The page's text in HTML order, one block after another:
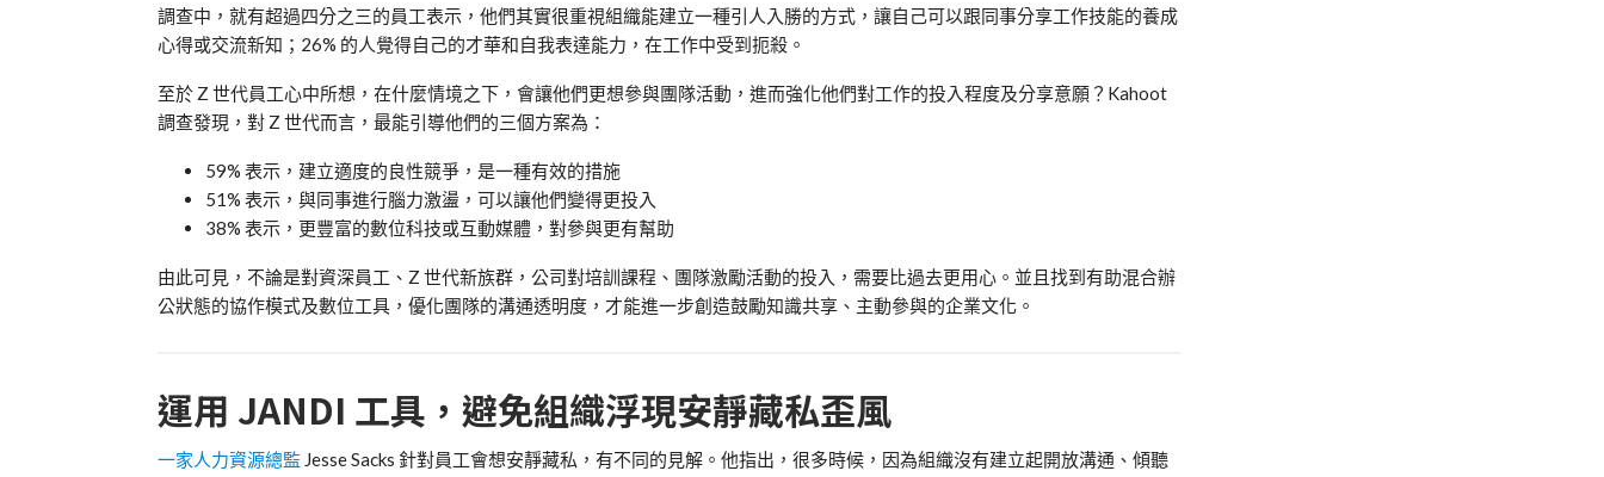
調查中，就有超過四分之三的員工表示，他們其實很重視組織能建立一種引人入勝的方式，讓自己可以跟同事分享工作技能的養成
心得或交流新知； 26% 的人覺得自己的才華和自我表達能力，在工作中受到扼殺。
至於 Z 世代員工心中所想，在什麼情境之下，會讓他們更想參與團隊活動，進而強化他們對工作的投入程度及分享意願？ Kahoot
調查發現，對 Z 世代而言，最能引導他們的三個方案為：
59% 表示，建立適度的良性競爭，是一種有效的措施
51% 表示，與同事進行腦力激盪，可以讓他們變得更投入
38% 表示，更豐富的數位科技或互動媒體，對參與更有幫助
由此可見，不論是對資深員工、 Z 世代新族群，公司對培訓課程、團隊激勵活動的投入，需要比過去更用心。並且找到有助混合辦
公狀態的協作模式及數位工具，優化團隊的溝通透明度，才能進一步創造鼓勵知識共享、主動參與的企業文化。
運用 JANDI 工具，避免組織浮現安靜藏私歪風
一家人力資源總監 Jesse Sacks 針對員工會想安靜藏私 ，有不同的見解。他指出，很多時候，因為組織沒有建立起開放溝通、傾聽